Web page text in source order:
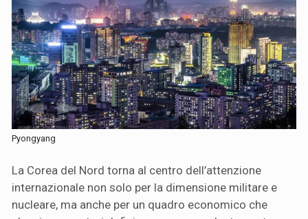
Pyongyang
La Corea del Nord torna al centro dell’attenzione
internazionale non solo per la dimensione militare e
nucleare, ma anche per un quadro economico che